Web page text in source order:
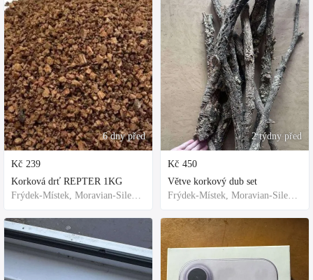
6 dny před
Kč 239
Korková drť REPTER 1KG
Frýdek-Místek, Moravian-Silesian Region,Others
2 týdny před
Kč 450
Větve korkový dub set
Frýdek-Místek, Moravian-Silesian Region,Others